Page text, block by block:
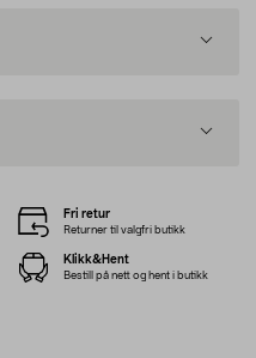
Fri retur
Returner til valgfri butikk
Klikk&Hent
Bestill på nett og hent i butikk